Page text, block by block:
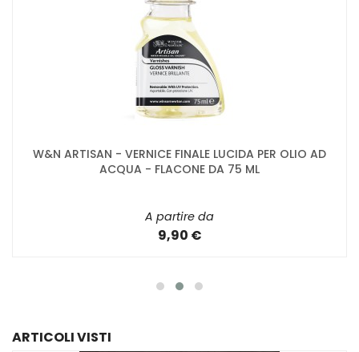
W&N ARTISAN - VERNICE FINALE LUCIDA PER OLIO AD
ACQUA - FLACONE DA 75 ML
A partire da
9,90 €
ARTICOLI VISTI